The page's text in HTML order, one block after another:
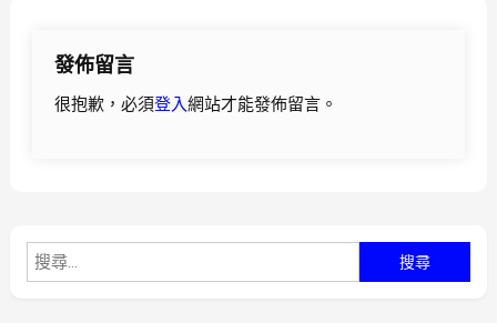
發佈留言
很抱歉，必須登入網站才能發佈留言。
尋